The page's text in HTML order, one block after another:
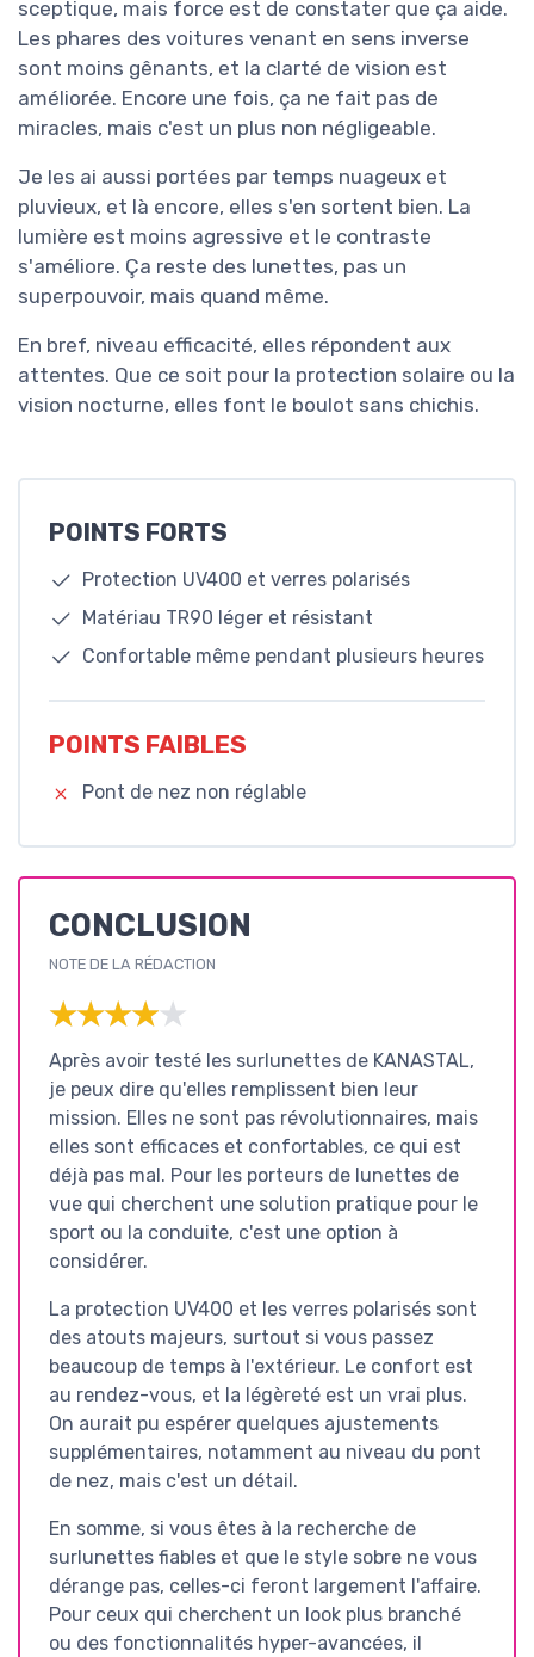
sceptique, mais force est de constater que ça aide.
Les phares des voitures venant en sens inverse
sont moins gênants, et la clarté de vision est
améliorée. Encore une fois, ça ne fait pas de
miracles, mais c'est un plus non négligeable.
Je les ai aussi portées par temps nuageux et
pluvieux, et là encore, elles s'en sortent bien. La
lumière est moins agressive et le contraste
s'améliore. Ça reste des lunettes, pas un
superpouvoir, mais quand même.
En bref, niveau efficacité, elles répondent aux
attentes. Que ce soit pour la protection solaire ou la
vision nocturne, elles font le boulot sans chichis.
POINTS FORTS
Protection UV400 et verres polarisés
Matériau TR90 léger et résistant
Confortable même pendant plusieurs heures
POINTS FAIBLES
Pont de nez non réglable
CONCLUSION
NOTE DE LA RÉDACTION
★★★★★
★★★★★
Après avoir testé les surlunettes de KANASTAL,
je peux dire qu'elles remplissent bien leur
mission. Elles ne sont pas révolutionnaires, mais
elles sont efficaces et confortables, ce qui est
déjà pas mal. Pour les porteurs de lunettes de
vue qui cherchent une solution pratique pour le
sport ou la conduite, c'est une option à
considérer.
La protection UV400 et les verres polarisés sont
des atouts majeurs, surtout si vous passez
beaucoup de temps à l'extérieur. Le confort est
au rendez-vous, et la légèreté est un vrai plus.
On aurait pu espérer quelques ajustements
supplémentaires, notamment au niveau du pont
de nez, mais c'est un détail.
En somme, si vous êtes à la recherche de
surlunettes fiables et que le style sobre ne vous
dérange pas, celles-ci feront largement l'affaire.
Pour ceux qui cherchent un look plus branché
ou des fonctionnalités hyper-avancées, il